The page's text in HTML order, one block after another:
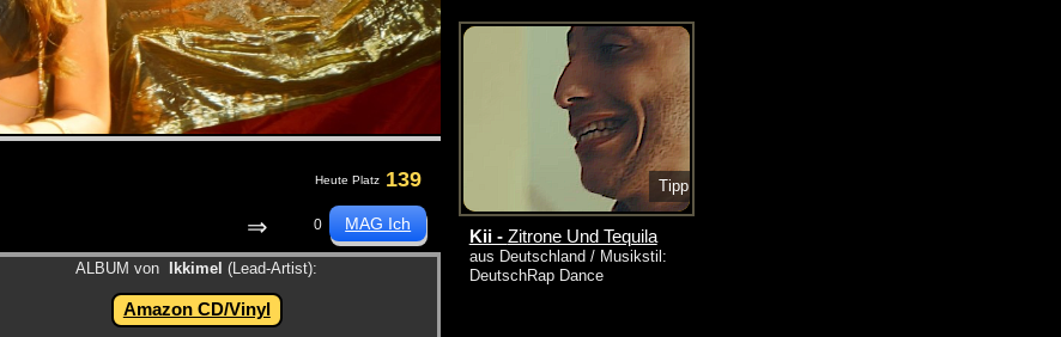
Heute Platz 139
⇒ 0
ALBUM von Ikkimel (Lead-Artist):
Amazon CD/Vinyl
Tipp
Kii - Zitrone Und Tequila
aus Deutschland / Musikstil:
DeutschRap Dance